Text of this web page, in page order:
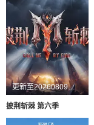
更新至20260809超前企划第2期
披荆斩棘 第六季